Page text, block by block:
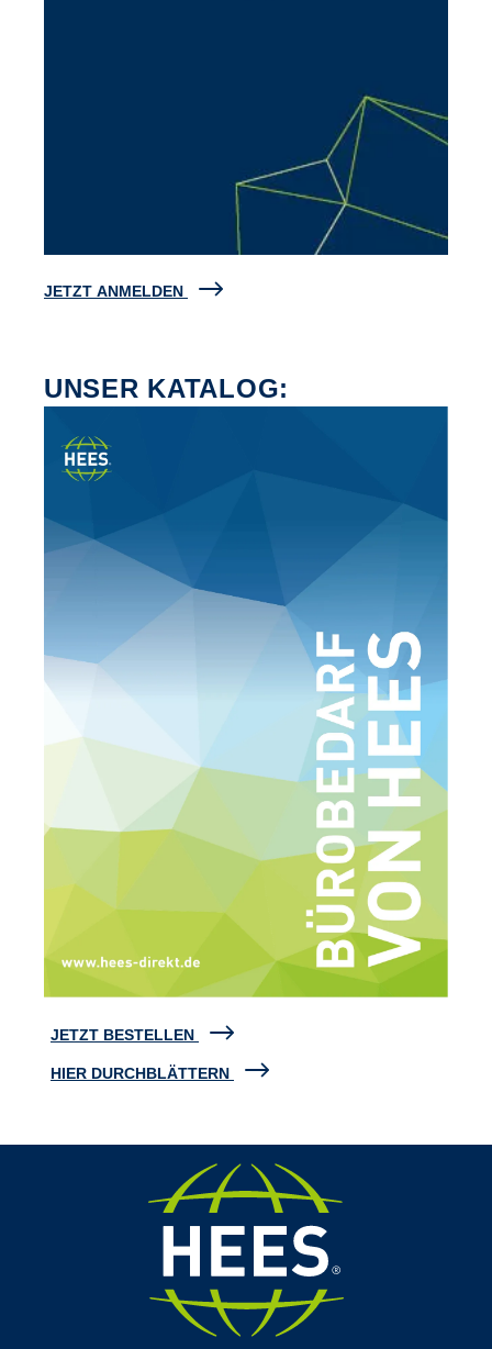
JETZT ANMELDEN
UNSER KATALOG:
JETZT BESTELLEN
HIER DURCHBLÄTTERN